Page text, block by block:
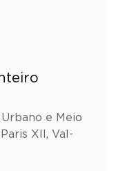
e Meio
XII, Val-